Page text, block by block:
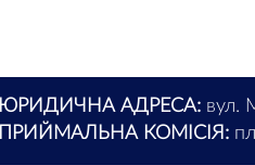
ЮРИДИЧНА АДРЕСА: вул.
ПРИЙМАЛЬНА КОМІСІЯ: